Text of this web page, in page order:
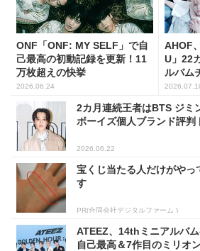
ONF「ONF: MY SELF」で自
己最高の初動記録を更新！11
万枚超えの快挙
2026.06.24
AHOF
U」22
ルバム
2カ月連続王者はBTS ジミ
ボーイズ個人ブランド評判
2026.06.22
宝くじ当たる人だけがやっ
す
PR(合同会社デジタルファーム )
ATEEZ、14thミニアルバ
自己最高＆7作目のミリオ